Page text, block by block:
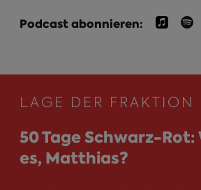
Podcast abonnieren:
LAGE DER FRAKTION
50 Tage Schwarz-
es, Matthias?